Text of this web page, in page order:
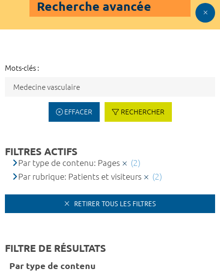
Recherche avancée
Mots-clés :
EFFACER RECHERCHER
FILTRES ACTIFS
Par type de contenu: Pages
(2)
Par rubrique: Patients et visiteurs
(2)
RETIRER TOUS LES FILTRES
FILTRE DE RÉSULTATS
Par type de contenu